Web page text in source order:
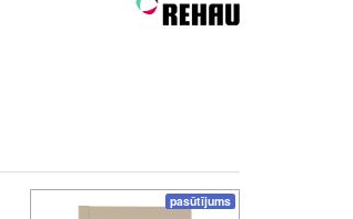
pasūtījums